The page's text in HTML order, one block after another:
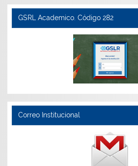
GSRL Academico. Código 282
Correo Institucional